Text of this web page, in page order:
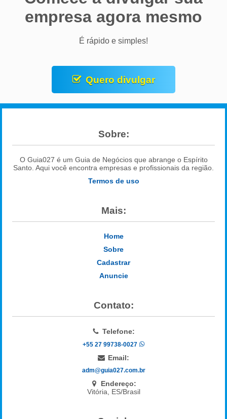
empresa agora mesmo
É rápido e simples!
Quero divulgar
Sobre:
O Guia027 é um Guia de Negócios que abrange o Espírito
Santo. Aqui você encontra empresas e profissionais da região.
Termos de uso
Mais:
Home
Sobre
Cadastrar
Anuncie
Contato:
Telefone:
+55 27 99738-0027
Email:
adm@guia027.com.br
Endereço:
Vitória, ES/Brasil